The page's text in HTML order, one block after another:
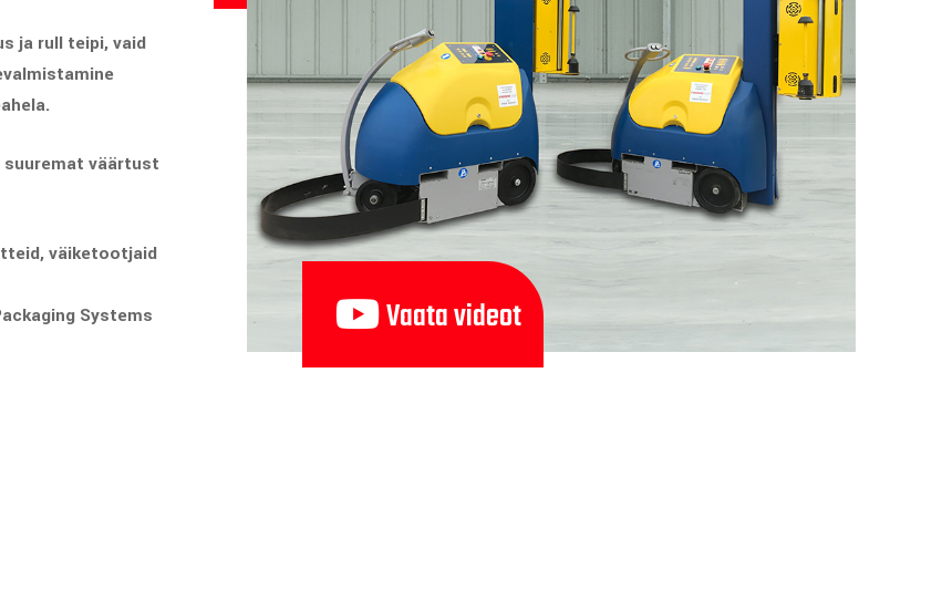
ja rull teipi, vaid
väärtust
väiketootjaid
Systems
Vaata videot